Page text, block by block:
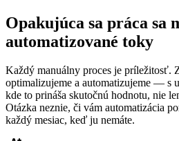
Opakujúca sa práca sa
automatizované toky
Každý manuálny proces je príležitosť.
optimalizujeme a automatizujeme — s
kde to prináša skutočnú hodnotu, nie
Otázka neznie, či vám automatizácia
každý mesiac, keď ju nemáte.